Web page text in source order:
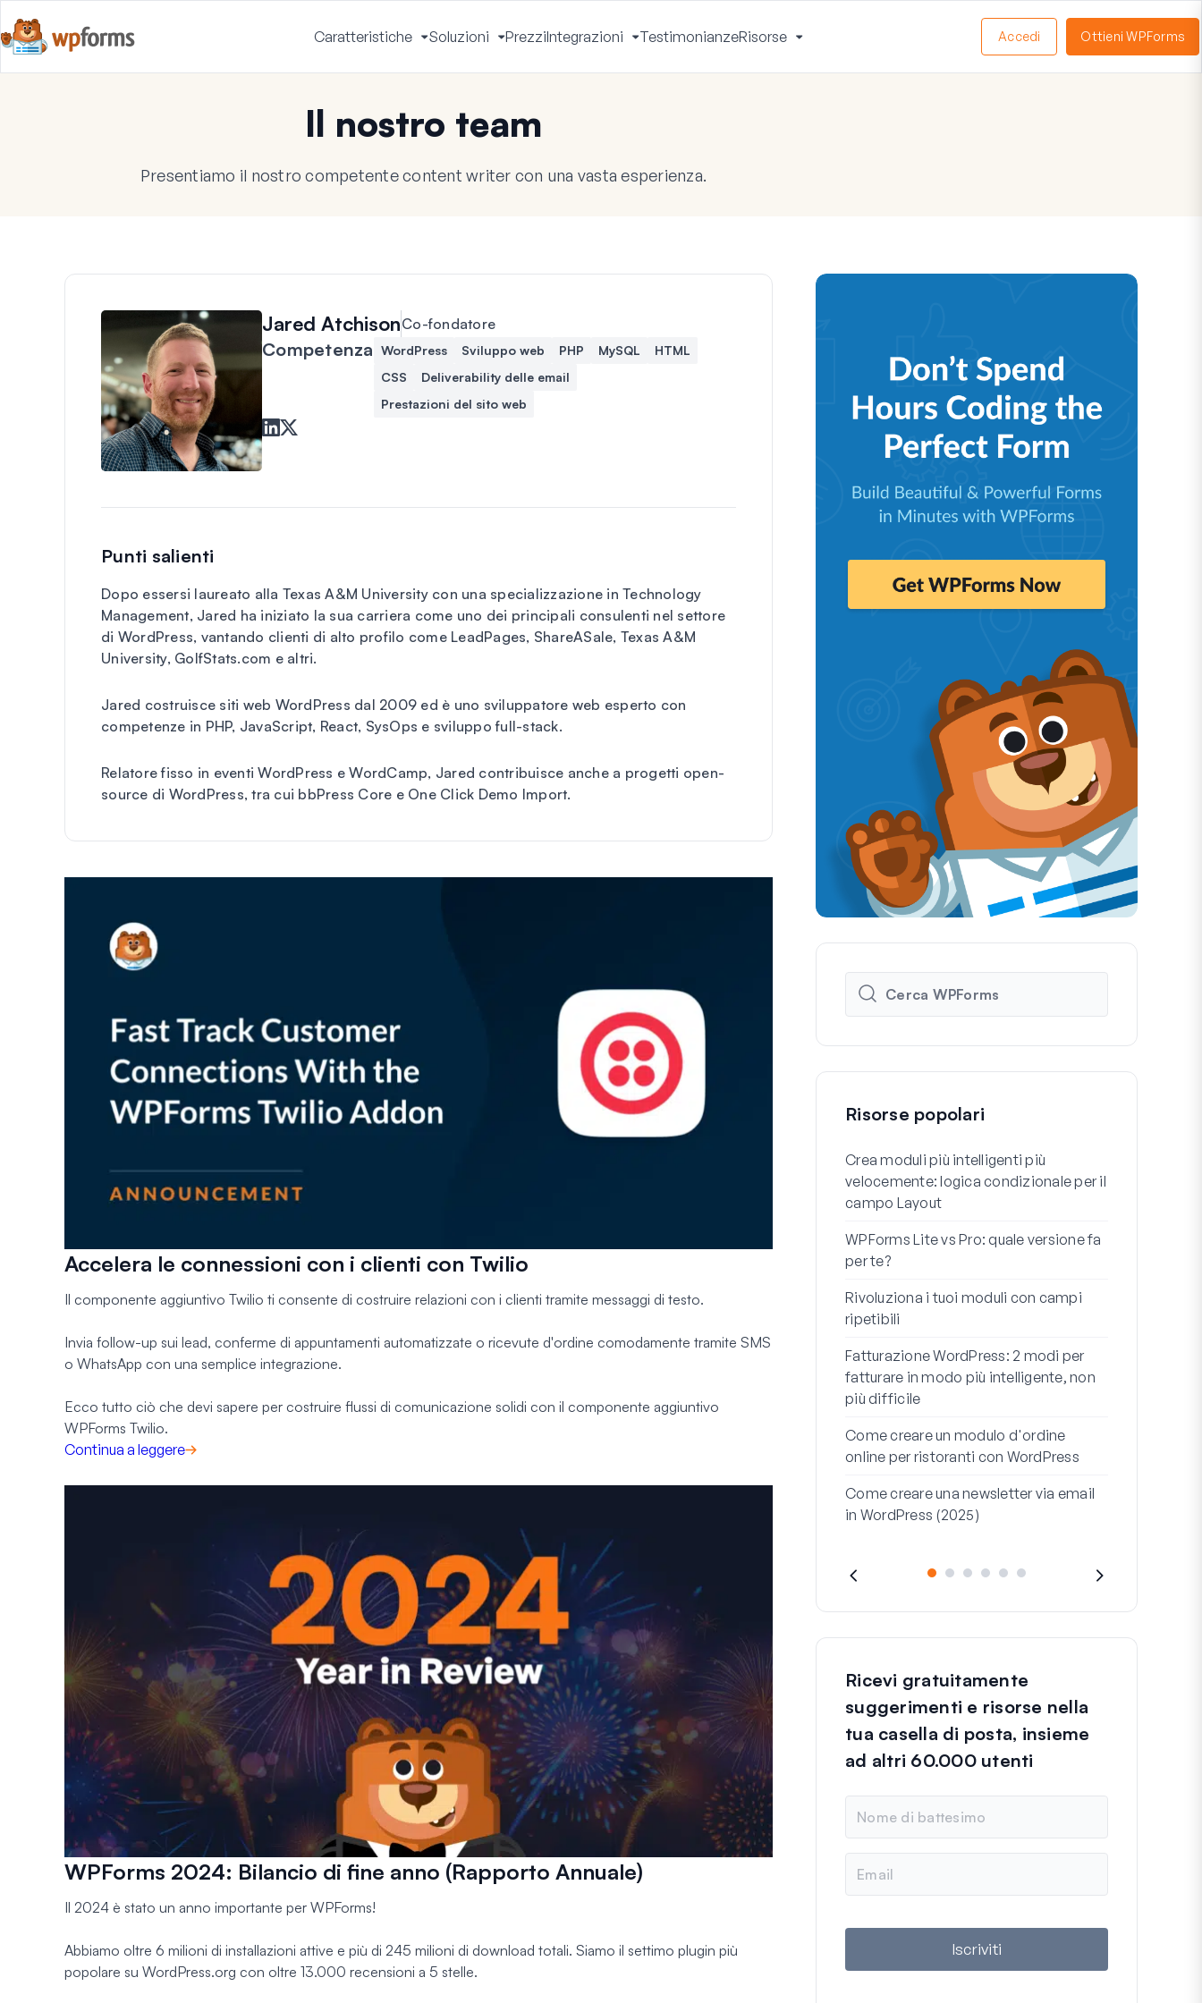
Caratteristiche
Apri
Menu
Soluzioni
Apri
Menu
PrezziIntegrazioni
Apri
Menu
TestimonianzeRisorse
Menu
Accedi Ottieni WPForms
Il nostro team
Presentiamo il nostro competente content writer con una vasta esperienza.
Jared AtchisonCo-fondatore
Competenza WordPress Sviluppo web PHP MySQL
HTML
CSS
Deliverability delle email
Prestazioni del sito web
Punti salienti
Dopo essersi laureato alla Texas A&M University con una specializzazione in Technology
Management, Jared ha iniziato la sua carriera come uno dei principali consulenti nel settore
di WordPress, vantando clienti di alto profilo come LeadPages, ShareASale, Texas A&M
University, GolfStats.com e altri.
Jared costruisce siti web WordPress dal 2009 ed è uno sviluppatore web esperto con
competenze in PHP, JavaScript, React, SysOps e sviluppo full-stack.
Relatore fisso in eventi WordPress e WordCamp, Jared contribuisce anche a progetti open-
source di WordPress, tra cui bbPress Core e One Click Demo Import.
Accelera le connessioni con i clienti con Twilio
Il componente aggiuntivo Twilio ti consente di costruire relazioni con i clienti tramite messaggi di testo.
Invia follow-up sui lead, conferme di appuntamenti automatizzate o ricevute d'ordine comodamente tramite SMS
o WhatsApp con una semplice integrazione.
Ecco tutto ciò che devi sapere per costruire flussi di comunicazione solidi con il componente aggiuntivo
WPForms Twilio.
Continua a leggere
WPForms 2024: Bilancio di fine anno (Rapporto Annuale)
Il 2024 è stato un anno importante per WPForms!
Abbiamo oltre 6 milioni di installazioni attive e più di 245 milioni di download totali. Siamo il settimo plugin più
popolare su WordPress.org con oltre 13.000 recensioni a 5 stelle.
Risorse popolari
Crea moduli più intelligenti più
velocemente: logica condizionale per il
campo Layout
WPForms Lite vs Pro: quale versione fa
per te?
Rivoluziona i tuoi moduli con campi
ripetibili
Fatturazione WordPress: 2 modi per
fatturare in modo più intelligente, non
più difficile
Come creare un modulo d'ordine
online per ristoranti con WordPress
Come creare una newsletter via email
in WordPress (2025)
Ricevi gratuitamente
suggerimenti e risorse nella
tua casella di posta, insieme
ad altri 60.000 utenti
m
e
a
l
Iscriviti